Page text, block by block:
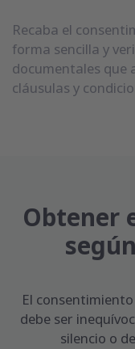
Recaba el
forma sencilla y
documentales que
cláusulas y
Obtener
El
debe ser
silencio o